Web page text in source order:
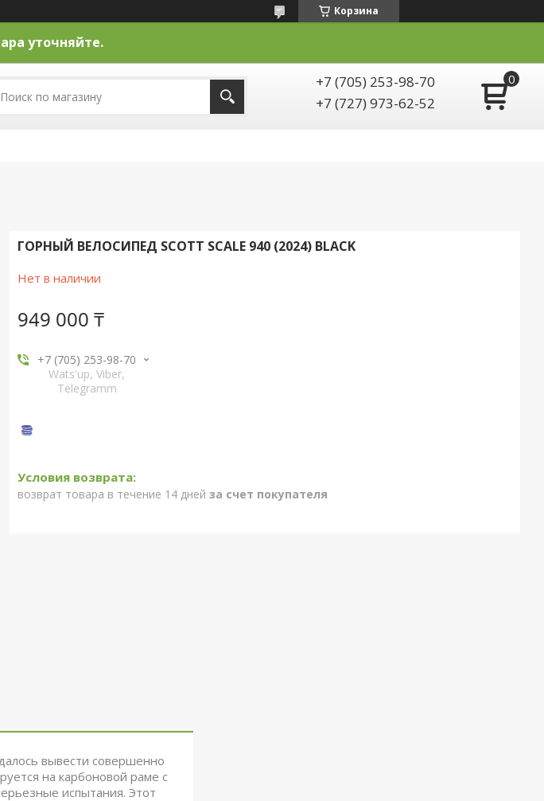
Корзина
уточняйте.
+7 (705) 253-98-70
+7 (727) 973-62-52
ГОРНЫЙ ВЕЛОСИПЕД SCOTT SCALE 940 (2024) BLACK
Нет в наличии
949 000 ₸
+7 (705) 253-98-70
Wats'up, Viber,
Telegramm
возврат товара в течение 14 дней за счет покупателя
вывести совершенно
на карбоновой раме с
испытания. Этот